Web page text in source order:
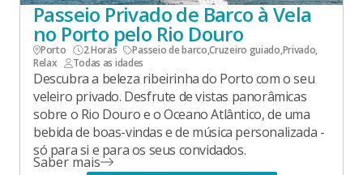
Passeio Privado de Barco à Vela
no Porto pelo Rio Douro
Porto 2 Horas Passeio de barco,Cruzeiro guiado,Privado,
Relax
Todas as idades
Descubra a beleza ribeirinha do Porto com o seu
veleiro privado. Desfrute de vistas panorâmicas
sobre o Rio Douro e o Oceano Atlântico, de uma
bebida de boas-vindas e de música personalizada -
só para si e para os seus convidados.
Saber mais